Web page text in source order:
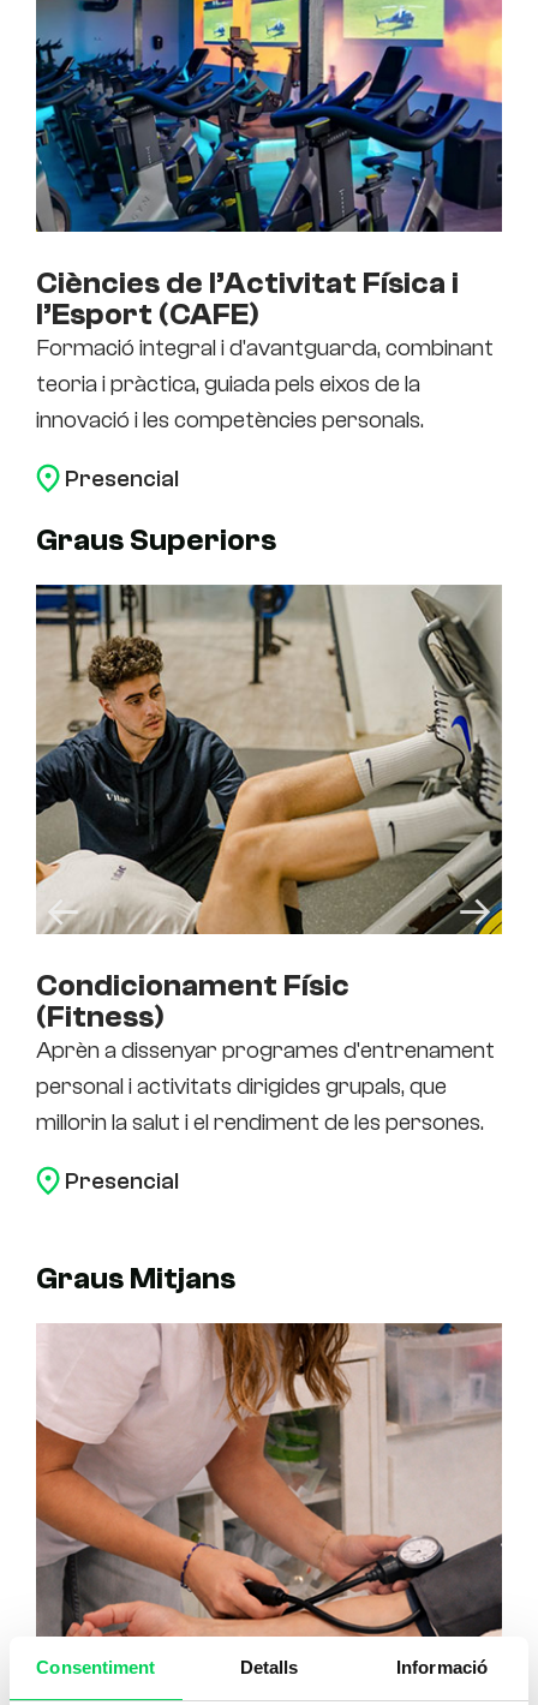
Consentiment Detalls Informació
Ciències de l’Activitat Física i
l’Esport (CAFE)
Formació integral i d'avantguarda, combinant
teoria i pràctica, guiada pels eixos de la
innovació i les competències personals.
Presencial
Graus Superiors
Condicionament Físic
(Fitness)
Aprèn a dissenyar programes d'entrenament
personal i activitats dirigides grupals, que
millorin la salut i el rendiment de les persones.
Presencial
Graus Mitjans